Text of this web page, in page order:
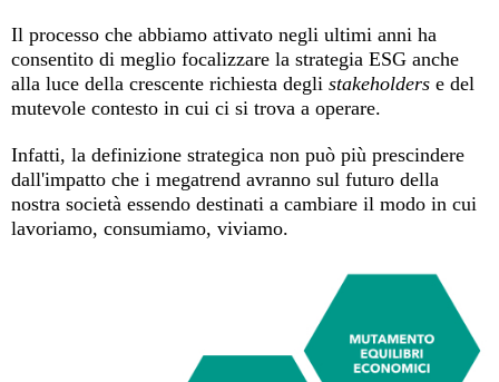
Il processo che abbiamo attivato negli ultimi anni ha
consentito di meglio focalizzare la strategia ESG anche
alla luce della crescente richiesta degli stakeholders e del
mutevole contesto in cui ci si trova a operare.
Infatti, la definizione strategica non può più prescindere
dall'impatto che i megatrend avranno sul futuro della
nostra società essendo destinati a cambiare il modo in cui
lavoriamo, consumiamo, viviamo.